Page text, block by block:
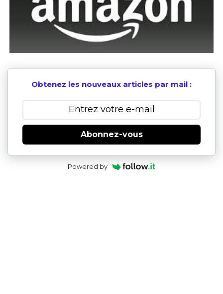
Obtenez les nouveaux articles par mail :
Abonnez-vous
Powered by